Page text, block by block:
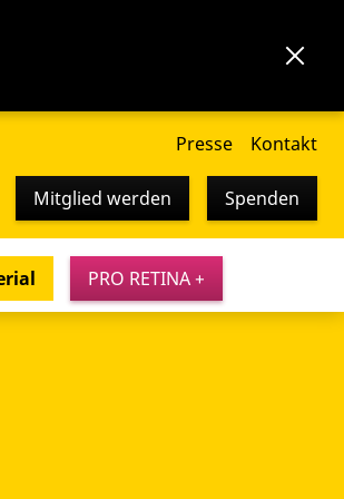
Presse Kontakt
Mitglied werden Spenden
PRO RETINA +